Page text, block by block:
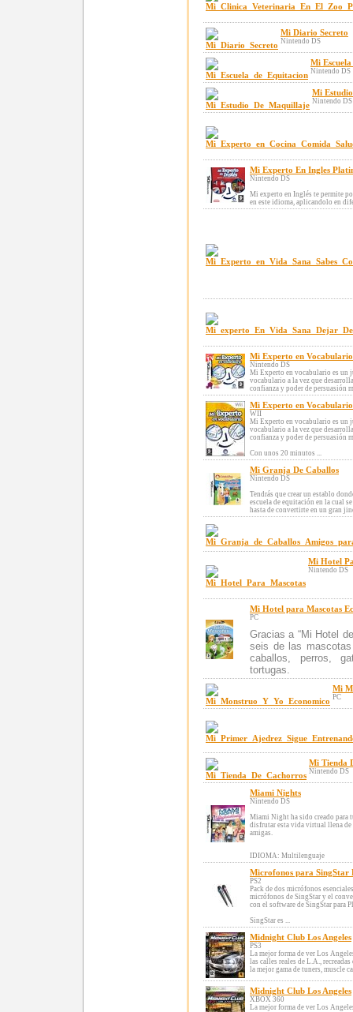
Mi Diario Secreto
Nintendo DS
Mi
Nintendo DS
Mi
Nintendo DS
Mi Experto En Ingles
Nintendo DS
Mi experto en Inglés te permite
en este idioma, aplicandolo en
Mi Experto en Vocabulario
Nintendo DS
Mi Experto en vocabulario es un
vocabulario a la vez que
confianza y poder de persuasión
Mi Experto en Vocabulario
WII
Mi Experto en vocabulario es un
vocabulario a la vez que
confianza y poder de persuasión
Con unos 20 minutos ...
Mi Granja De Caballos
Nintendo DS
Tendrás que crear un establo
escuela de equitación en la cual
hasta de convertirte en un gran
Mi Hotel
Nintendo DS
Mi Hotel para Mascotas
PC
Gracias a “Mi Hotel
seis de las
caballos, perros,
tortugas.
Mi
PC
Mi Tienda
Nintendo DS
Miami Nights
Nintendo DS
Miami Night ha sido creado para
disfrutar esta vida virtual llena
amigas.
IDIOMA: Multilenguaje
Microfonos para SingStar
PS2
Pack de dos micrófonos
micrófonos de SingStar y el
con el software de SingStar para
SingStar es ...
Midnight Club Los Angeles
PS3
La mejor forma de ver Los
las calles reales de L.A.,
la mejor gama de tuners, muscle
Midnight Club Los Angeles
XBOX 360
La mejor forma de ver Los